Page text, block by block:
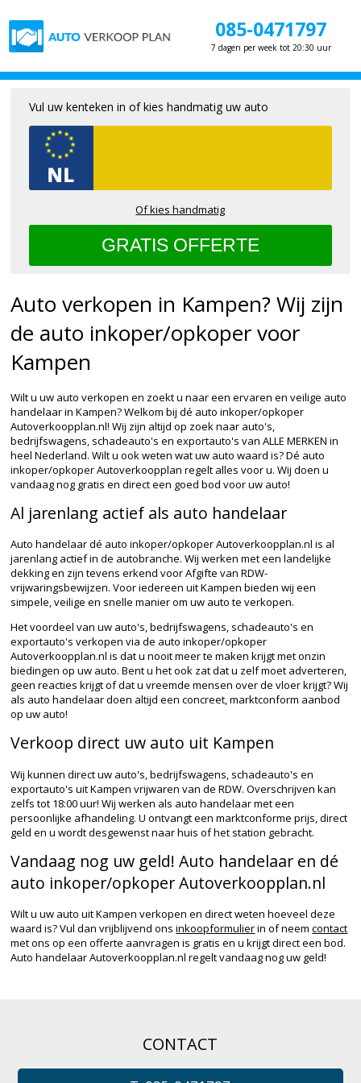
085-0471797
7 dagen per week tot 20:30 uur
Auto verkopen in Kampen? Wij zijn
de auto inkoper/opkoper voor
Kampen
Wilt u uw auto verkopen en zoekt u naar een ervaren en veilige auto
handelaar in Kampen? Welkom bij dé auto inkoper/opkoper
Autoverkoopplan.nl! Wij zijn altijd op zoek naar auto's,
bedrijfswagens, schadeauto's en exportauto's van ALLE MERKEN in
heel Nederland. Wilt u ook weten wat uw auto waard is? Dé auto
inkoper/opkoper Autoverkoopplan regelt alles voor u. Wij doen u
vandaag nog gratis en direct een goed bod voor uw auto!
Al jarenlang actief als auto handelaar
Auto handelaar dé auto inkoper/opkoper Autoverkoopplan.nl is al
jarenlang actief in de autobranche. Wij werken met een landelijke
dekking en zijn tevens erkend voor Afgifte van RDW-
vrijwaringsbewijzen. Voor iedereen uit Kampen bieden wij een
simpele, veilige en snelle manier om uw auto te verkopen.
Het voordeel van uw auto's, bedrijfswagens, schadeauto's en
exportauto's verkopen via de auto inkoper/opkoper
Autoverkoopplan.nl is dat u nooit meer te maken krijgt met onzin
biedingen op uw auto. Bent u het ook zat dat u zelf moet adverteren,
geen reacties krijgt of dat u vreemde mensen over de vloer krijgt? Wij
als auto handelaar doen altijd een concreet, marktconform aanbod
op uw auto!
Verkoop direct uw auto uit Kampen
Wij kunnen direct uw auto's, bedrijfswagens, schadeauto's en
exportauto's uit Kampen vrijwaren van de RDW. Overschrijven kan
zelfs tot 18:00 uur! Wij werken als auto handelaar met een
persoonlijke afhandeling. U ontvangt een marktconforme prijs, direct
geld en u wordt desgewenst naar huis of het station gebracht.
Vandaag nog uw geld! Auto handelaar en dé
auto inkoper/opkoper Autoverkoopplan.nl
Wilt u uw auto uit Kampen verkopen en direct weten hoeveel deze
waard is? Vul dan vrijblijvend onsinkoopformulierin of neemcontact
met ons op een offerte aanvragen is gratis en u krijgt direct een bod.
Auto handelaar Autoverkoopplan.nl regelt vandaag nog uw geld!
Vul uw kenteken in of kies handmatig uw auto
Of kies handmatig
CONTACT